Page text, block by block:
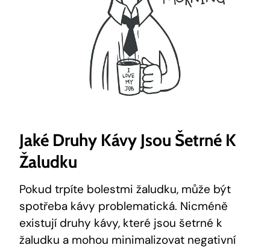
Jaké Druhy Kávy Jsou Šetrné K
Žaludku
Pokud trpíte bolestmi žaludku, může být
spotřeba kávy problematická. Nicméně
existují druhy kávy, které jsou šetrné k
žaludku a mohou minimalizovat negativní